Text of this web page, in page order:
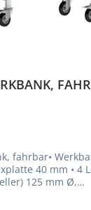
fahrbar•
• 4 Lenkrollen (2
125 mm Ø,